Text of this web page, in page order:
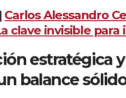
Carlos Alessandro
clave invisible para
estratégica
balance